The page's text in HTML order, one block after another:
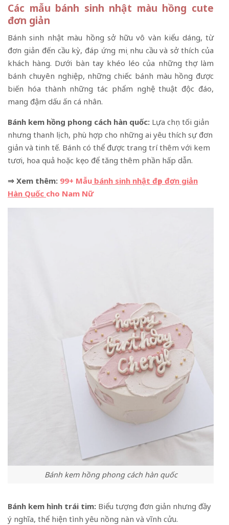
Các mẫu bánh sinh nhật màu hồng cute
đơn giản
Bánh sinh nhật màu hồng sở hữu vô vàn kiểu dáng, từ
đơn giản đến cầu kỳ, đáp ứng mọi nhu cầu và sở thích của
khách hàng. Dưới bàn tay khéo léo của những thợ làm
bánh chuyên nghiệp, những chiếc bánh màu hồng được
biến hóa thành những tác phẩm nghệ thuật độc đáo,
mang đậm dấu ấn cá nhân.
Bánh kem hồng phong cách hàn quốc: Lựa chọn tối giản
nhưng thanh lịch, phù hợp cho những ai yêu thích sự đơn
giản và tinh tế. Bánh có thể được trang trí thêm với kem
tươi, hoa quả hoặc kẹo để tăng thêm phần hấp dẫn.
⇒ Xem thêm: 99+ Mẫu bánh sinh nhật đẹp đơn giản
Hàn Quốc cho Nam Nữ
Bánh kem hồng phong cách hàn quốc
Bánh kem hình trái tim: Biểu tượng đơn giản nhưng đầy
ý nghĩa, thể hiện tình yêu nồng nàn và vĩnh cửu.